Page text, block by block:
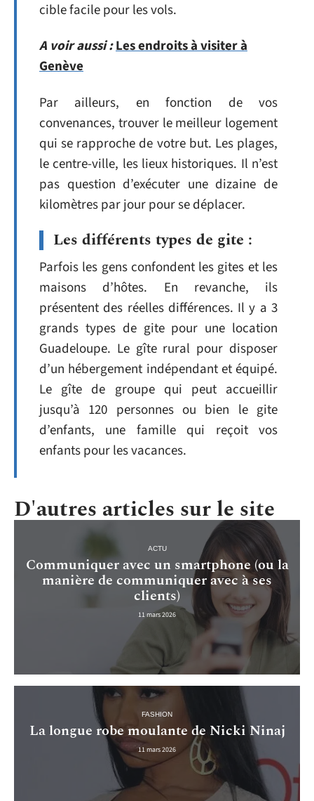
cible facile pour les vols.
A voir aussi :Les endroits à visiter à
Genève
Par ailleurs, en fonction de vos
convenances, trouver le meilleur logement
qui se rapproche de votre but. Les plages,
le centre-ville, les lieux historiques. Il n’est
pas question d’exécuter une dizaine de
kilomètres par jour pour se déplacer.
Les différents types de gite :
Parfois les gens confondent les gites et les
maisons d’hôtes. En revanche, ils
présentent des réelles différences. Il y a 3
grands types de gite pour une location
Guadeloupe. Le gîte rural pour disposer
d’un hébergement indépendant et équipé.
Le gîte de groupe qui peut accueillir
jusqu’à 120 personnes ou bien le gite
d’enfants, une famille qui reçoit vos
enfants pour les vacances.
D'autres articles sur le site
ACTU
Communiquer avec un smartphone (ou la
manière de communiquer avec à ses
clients)
11 mars 2026
FASHION
La longue robe moulante de Nicki Ninaj
11 mars 2026